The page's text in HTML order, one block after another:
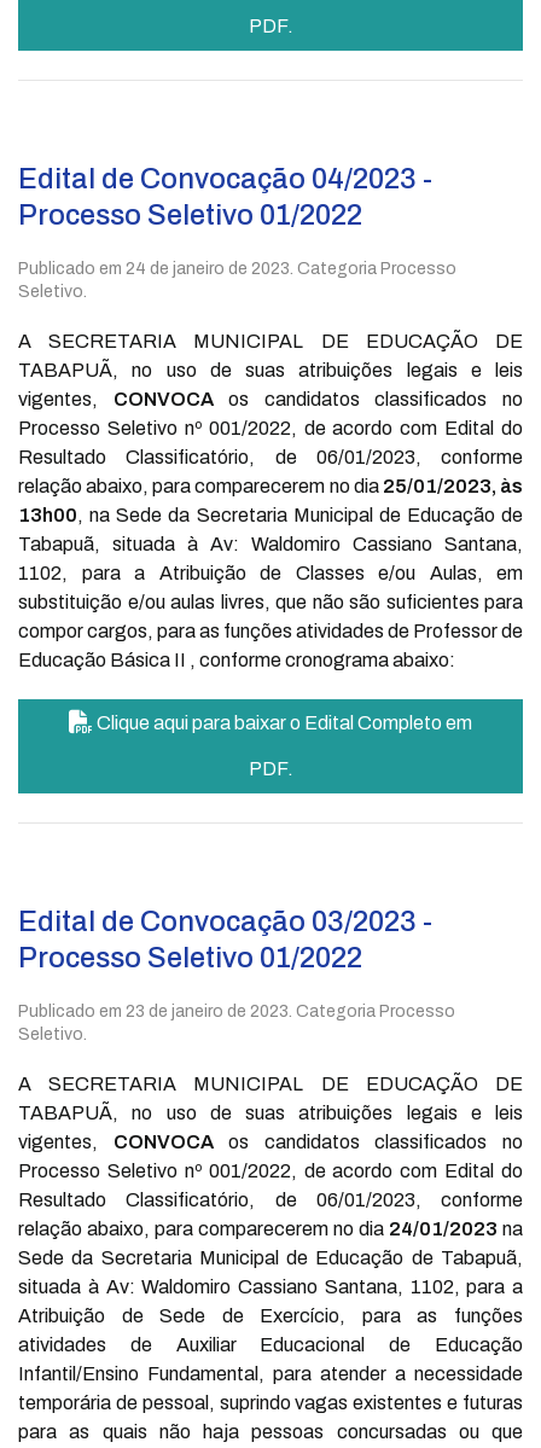
PDF.
Edital de Convocação 04/2023 -
Processo Seletivo 01/2022
Publicado em 24 de janeiro de 2023 . Categoria Processo
Seletivo.
A SECRETARIA MUNICIPAL DE EDUCAÇÃO DE
TABAPUÃ, no uso de suas atribuições legais e leis
vigentes, CONVOCAos candidatos classificados no
Processo Seletivo nº 001/2022, de acordo com Edital do
Resultado Classificatório, de 06/01/2023, conforme
relação abaixo, para comparecerem no dia 25/01/2023, às
13h00, na Sede da Secretaria Municipal de Educação de
Tabapuã, situada à Av: Waldomiro Cassiano Santana,
1102, para a Atribuição de Classes e/ou Aulas, em
substituição e/ou aulas livres, que não são suficientes para
compor cargos, para as funções atividades de Professor de
Educação Básica II , conforme cronograma abaixo:
Clique aqui para baixar o Edital Completo em
PDF.
Edital de Convocação 03/2023 -
Processo Seletivo 01/2022
Publicado em 23 de janeiro de 2023 . Categoria Processo
Seletivo.
A SECRETARIA MUNICIPAL DE EDUCAÇÃO DE
TABAPUÃ, no uso de suas atribuições legais e leis
vigentes, CONVOCAos candidatos classificados no
Processo Seletivo nº 001/2022, de acordo com Edital do
Resultado Classificatório, de 06/01/2023, conforme
relação abaixo, para comparecerem no dia 24/01/2023 na
Sede da Secretaria Municipal de Educação de Tabapuã,
situada à Av: Waldomiro Cassiano Santana, 1102, para a
Atribuição de Sede de Exercício, para as funções
atividades de Auxiliar Educacional de Educação
Infantil/Ensino Fundamental, para atender a necessidade
temporária de pessoal, suprindo vagas existentes e futuras
para as quais não haja pessoas concursadas ou que